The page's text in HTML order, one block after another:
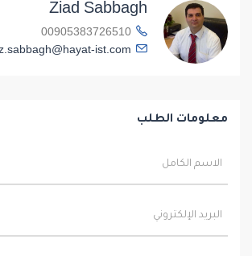
Ziad Sabbagh
ist.com
معلومات الطلب